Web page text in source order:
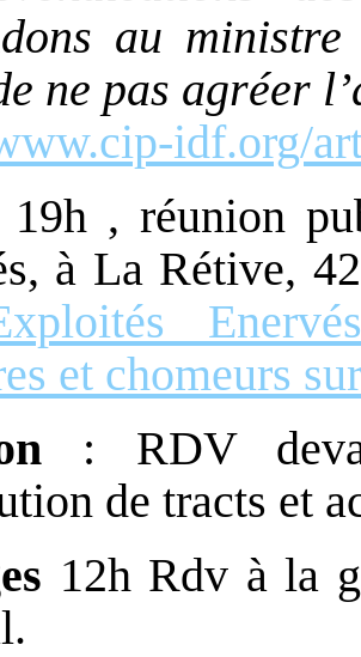
au
ne pas agréer
idf.org/
19h , réunion
à La Rétive,
et chomeurs
: RDV
de tracts et
12h Rdv à la